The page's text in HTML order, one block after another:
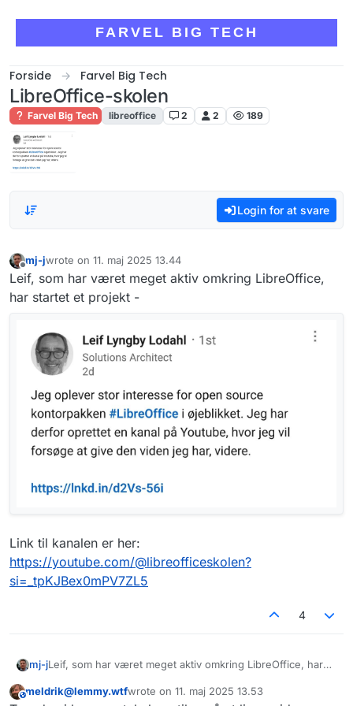
FARVEL BIG TECH
Forside Farvel Big Tech
LibreOffice-skolen
Farvel Big Tech libreoffice 2 2 189
Login for at svare
Offline
mj-jwrote on 11. maj 2025 13.44
sidst redigeret af
Leif, som har været meget aktiv omkring LibreOffice,
har startet et projekt -
Link til kanalen er her:
https://youtube.com/@libreofficeskolen?
si=_tpKJBex0mPV7ZL5
4
mj-jLeif, som har været meget aktiv omkring LibreOffice, har
Link til kanalen er her:
This user is from outside of this forum
meldrik@lemmy.wtfwrote on 11. maj 2025 13.53
sidst redigeret af